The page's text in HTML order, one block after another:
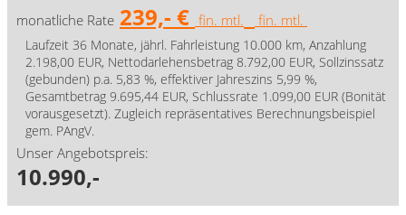
monatliche Rate 239,- € fin. mtl. fin. mtl.
Laufzeit 36 Monate, jährl. Fahrleistung 10.000 km, Anzahlung
2.198,00 EUR, Nettodarlehensbetrag 8.792,00 EUR, Sollzinssatz
(gebunden) p.a. 5,83 %, effektiver Jahreszins 5,99 %,
Gesamtbetrag 9.695,44 EUR, Schlussrate 1.099,00 EUR (Bonität
vorausgesetzt). Zugleich repräsentatives Berechnungsbeispiel
gem. PAngV.
Unser Angebotspreis:
10.990,-